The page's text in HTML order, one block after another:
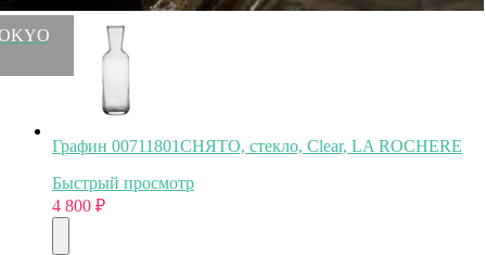
Графин 00711801СНЯТО, стекло, Clear, LA ROCHERE
Быстрый просмотр
4 800 ₽